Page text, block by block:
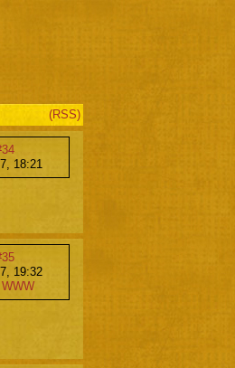
(RSS)
18:21
19:32
WWW